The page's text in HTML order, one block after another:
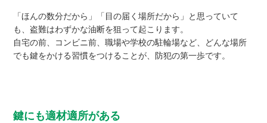
「ほんの数分だから」「目の届く場所だから」と思っていて
も、盗難はわずかな油断を狙って起こります。
自宅の前、コンビニ前、職場や学校の駐輪場など、どんな場所
でも鍵をかける習慣をつけることが、防犯の第一歩です。
鍵にも適材適所がある